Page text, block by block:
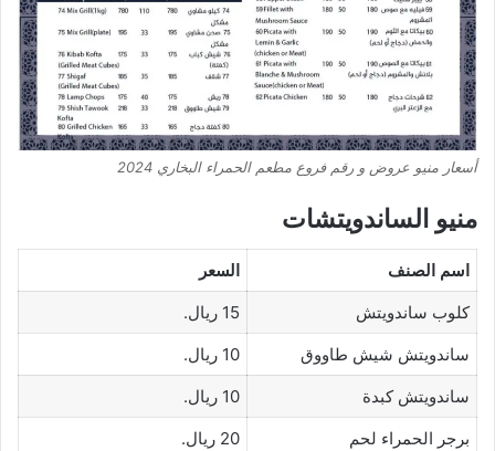
أسعار منيو عروض و رقم فروع مطعم الحمراء البخاري 2024
منيو الساندويتشات
اسم الصنف
السعر
كلوب ساندويتش
15 ريال.
ساندويتش شيش طاووق
10 ريال.
ساندويتش كبدة
10 ريال.
برجر الحمراء لحم
20 ريال.